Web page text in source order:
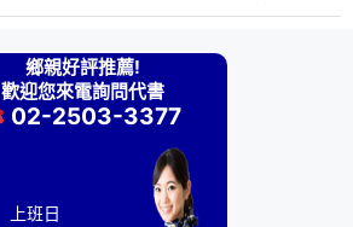
鄉親好評推薦!
歡迎您來電詢問代書
02-2503-3377
上班日